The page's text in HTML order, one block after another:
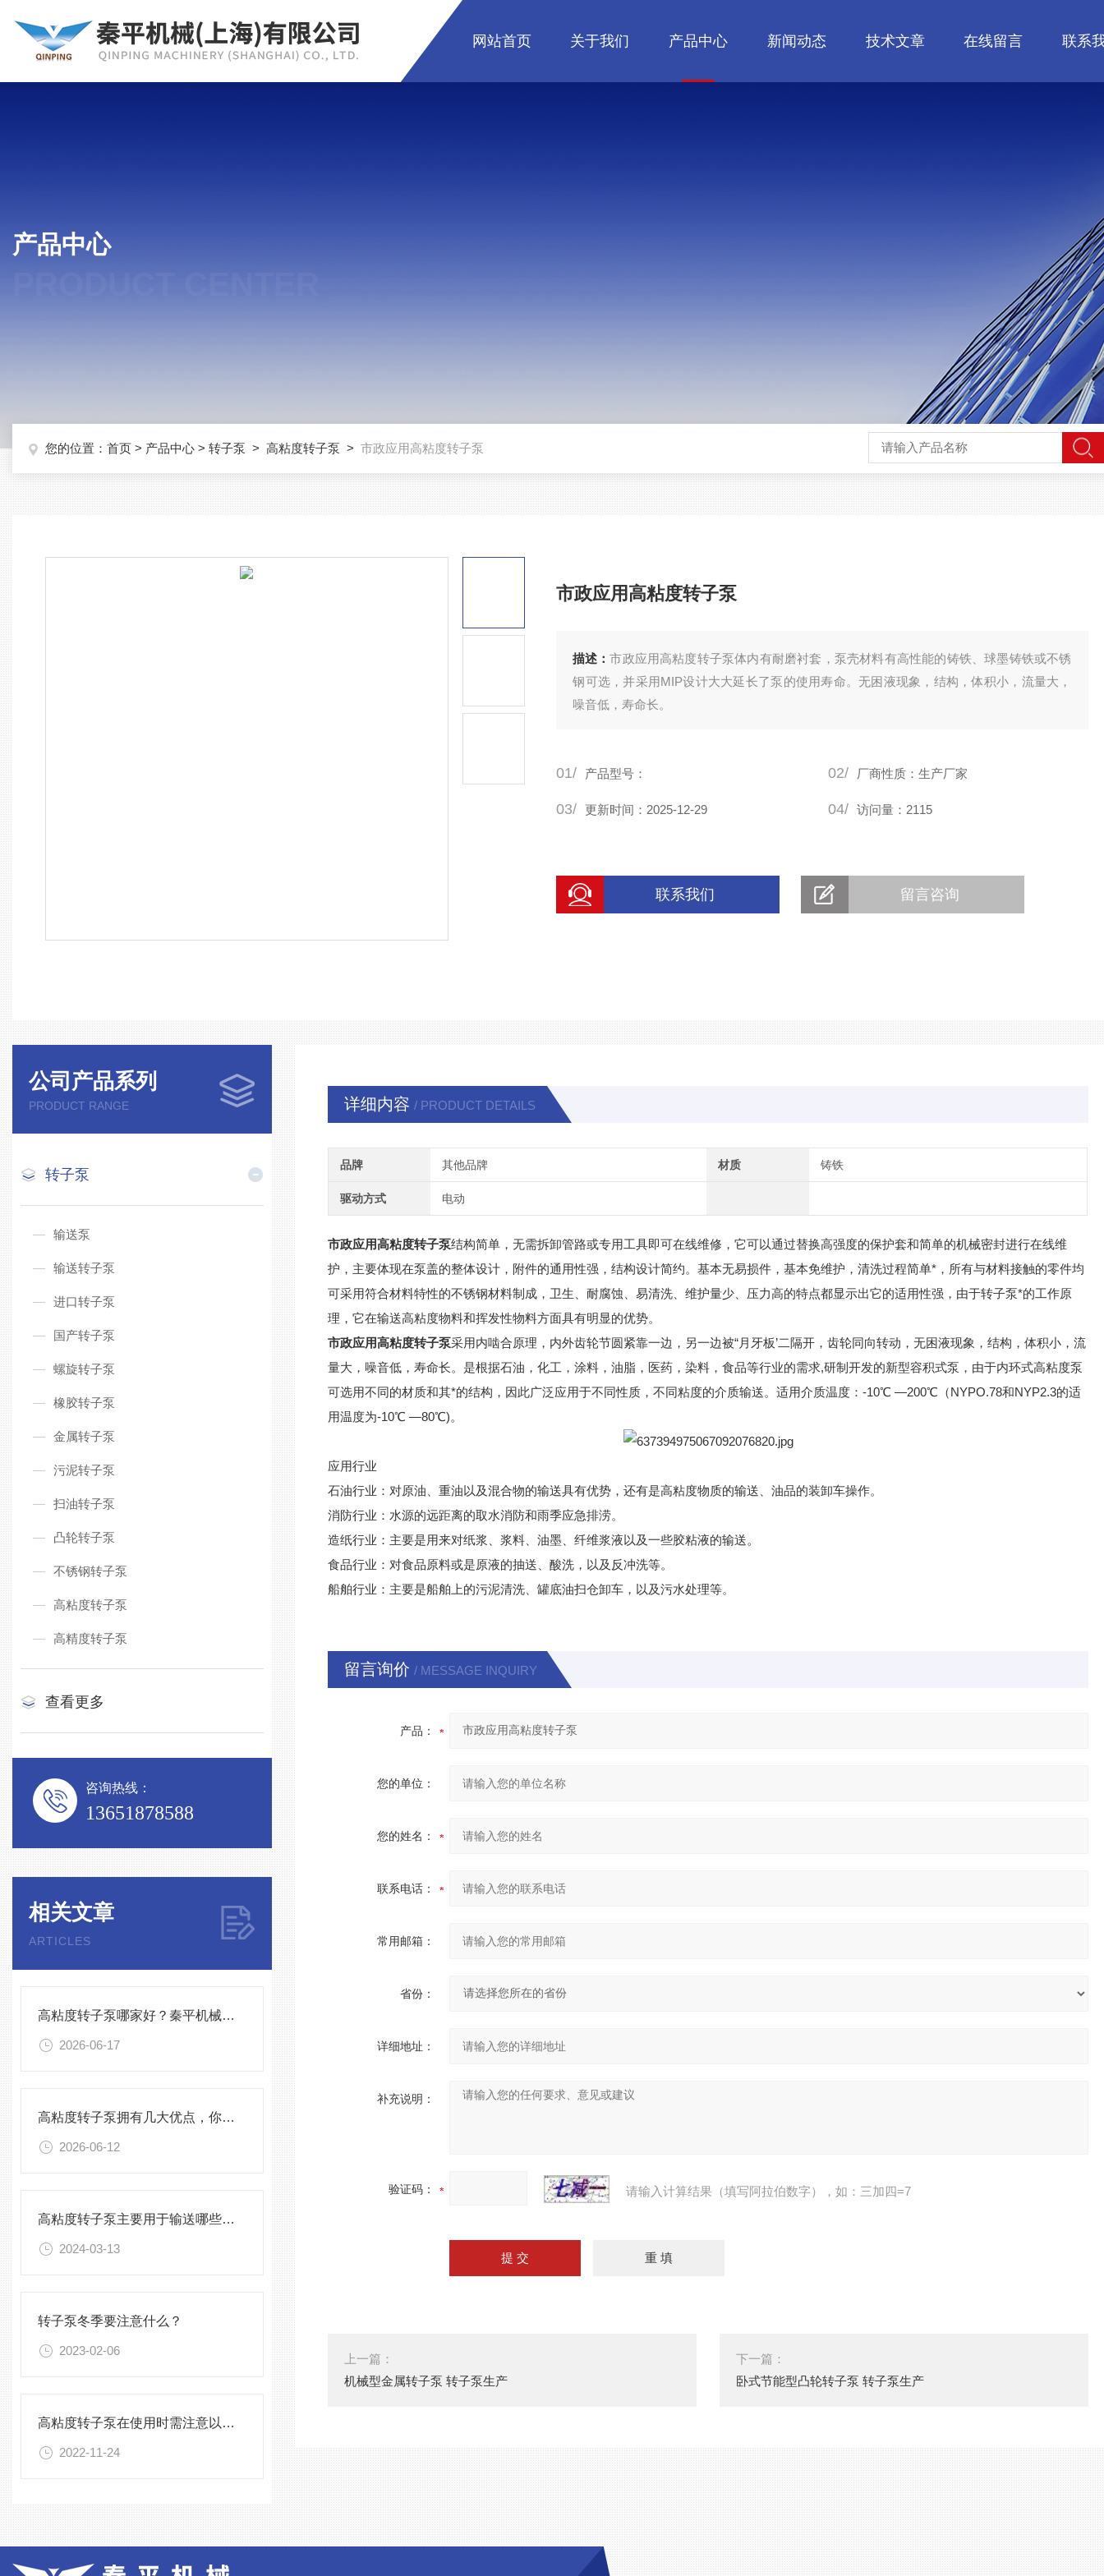
网站首页 关于我们 产品中心 新闻动态 技术文章 在线留言 联系
产品中心
您的位置： 首页 > 产品中心 > 转子泵 > 高粘度转子泵 > 市政应用高粘度转子泵
市政应用高粘度转子泵
描述：市政应用高粘度转子泵体内有耐磨衬套，泵壳材料有高性能的铸铁、球墨铸铁或不锈
钢可选，并采用MIP设计大大延长了泵的使用寿命。无困液现象，结构，体积小，流量大，
噪音低，寿命长。
01/ 产品型号： 02/ 厂商性质：生产厂家
03/ 更新时间：2025-12-29 04/ 访问量：2115
联系我们 留言咨询
公司产品系列
PRODUCT RANGE
转子泵
输送泵
输送转子泵
进口转子泵
国产转子泵
螺旋转子泵
橡胶转子泵
金属转子泵
污泥转子泵
扫油转子泵
凸轮转子泵
不锈钢转子泵
高粘度转子泵
高精度转子泵
查看更多
咨询热线：
13651878588
相关文章
ARTICLES
高粘度转子泵哪家好？秦平机械作为国产实力厂家深度解析
2026-06-17
高粘度转子泵拥有几大优点，你知道几点？
2026-06-12
高粘度转子泵主要用于输送哪些物料？
2024-03-13
转子泵冬季要注意什么？
2023-02-06
高粘度转子泵在使用时需注意以下事项
2022-11-24
详细内容 / PRODUCT DETAILS
品牌 其他品牌 材质 铸铁
驱动方式 电动
市政应用高粘度转子泵结构简单，无需拆卸管路或专用工具即可在线维修，它可以通过替换高强度的保护套和简单的机械密封进行在线维
护，主要体现在泵盖的整体设计，附件的通用性强，结构设计简约。基本无易损件，基本免维护，清洗过程简单*，所有与材料接触的零件均
可采用符合材料特性的不锈钢材料制成，卫生、耐腐蚀、易清洗、维护量少、压力高的特点都显示出它的适用性强，由于转子泵*的工作原
理，它在输送高粘度物料和挥发性物料方面具有明显的优势。
市政应用高粘度转子泵采用内啮合原理，内外齿轮节圆紧靠一边，另一边被“月牙板’二隔开，齿轮同向转动，无困液现象，结构，体积小，流
量大，噪音低，寿命长。是根据石油，化工，涂料，油脂，医药，染料，食品等行业的需求,研制开发的新型容积式泵，由于内环式高粘度泵
可选用不同的材质和其*的结构，因此广泛应用于不同性质，不同粘度的介质输送。适用介质温度：-10℃ —200℃（NYPO.78和NYP2.3的适
用温度为-10℃ —80℃)。
应用行业
石油行业：对原油、重油以及混合物的输送具有优势，还有是高粘度物质的输送、油品的装卸车操作。
消防行业：水源的远距离的取水消防和雨季应急排涝。
造纸行业：主要是用来对纸浆、浆料、油墨、纤维浆液以及一些胶粘液的输送。
食品行业：对食品原料或是原液的抽送、酸洗，以及反冲洗等。
船舶行业：主要是船舶上的污泥清洗、罐底油扫仓卸车，以及污水处理等。
留言询价 / MESSAGE INQUIRY
产品：
您的单位：
您的姓名：
联系电话：
常用邮箱：
省份：
详细地址：
补充说明：
验证码： 请输入计算结果（填写阿拉伯数字），如：三加四=7
上一篇：
机械型金属转子泵 转子泵生产
下一篇：
卧式节能型凸轮转子泵 转子泵生产